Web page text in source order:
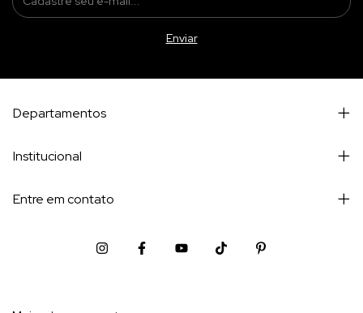
Departamentos
Institucional
Entre em contato